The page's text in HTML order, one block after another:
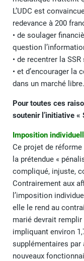
L’UDC est
redevance à 200
• de soulager
question
• de recentrer la
• et d’encourager la
dans un marché libre.
Pour toutes ces
soutenir l’initiative «
Imposition
Ce projet de
la prétendue «
compliqué, injuste,
Contrairement aux
l’imposition
elle le rend au
marié devrait
impliquant environ
supplémentaires par
nouveaux